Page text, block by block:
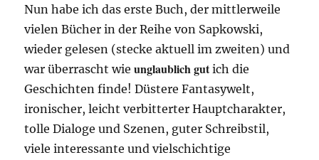
Nun habe ich das erste Buch, der mittlerweile
vielen Bücher in der Reihe von Sapkowski,
wieder gelesen (stecke aktuell im zweiten) und
war überrascht wieunglaublich gutich die
Geschichten finde! Düstere Fantasywelt,
ironischer, leicht verbitterter Hauptcharakter,
tolle Dialoge und Szenen, guter Schreibstil,
viele interessante und vielschichtige